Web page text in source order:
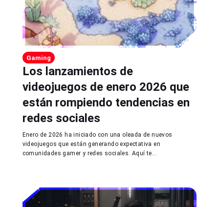
Gaming
Los lanzamientos de
videojuegos de enero 2026 que
están rompiendo tendencias en
redes sociales
Enero de 2026 ha iniciado con una oleada de nuevos
videojuegos que están generando expectativa en
comunidades gamer y redes sociales. Aquí te...